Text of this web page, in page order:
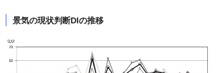
景気の現状判断DIの推移